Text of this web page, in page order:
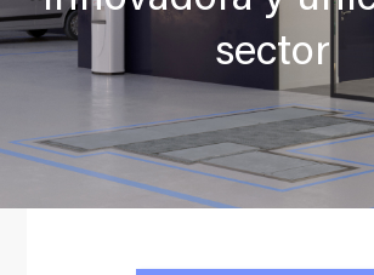
sector